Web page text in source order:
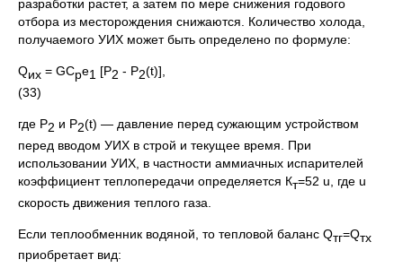
разработки растет, а затем по мере снижения годового
отбора из месторождения снижаются. Количество холода,
получаемого УИХ может быть определено по формуле:
Qих = GCpe1 [Р2 - Р2(t)],
(33)
где Р2 и Р2(t) — давление перед сужающим устройством
перед вводом УИХ в строй и текущее время. При
использовании УИХ, в частности аммиачных испарителей
коэффициент теплопередачи определяется Кт=52 u, где u
скорость движения теплого газа.
Если теплообменник водяной, то тепловой баланс Qтг=Qтх
приобретает вид: